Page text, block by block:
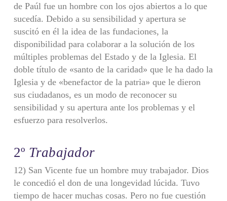
de Paúl fue un hombre con los ojos abiertos a lo que
sucedía. Debido a su sensibilidad y apertura se
suscitó en él la idea de las fundaciones, la
disponibilidad para colaborar a la solución de los
múltiples pro­blemas del Estado y de la Iglesia. El
doble título de «santo de la caridad» que le ha dado la
Iglesia y de «benefactor de la patria» que le dieron
sus ciudadanos, es un modo de reconocer su
sensibilidad y su apertura ante los problemas y el
esfuerzo para resolverlos.
2º Trabajador
12) San Vicente fue un hombre muy trabajador. Dios
le concedió el don de una longevidad lúcida. Tuvo
tiempo de hacer muchas cosas. Pero no fue cuestión